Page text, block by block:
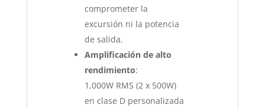
comprometer la
excursión ni la potencia
de salida.
Amplificación de alto
rendimiento:
1,000W RMS (2 x 500W)
en clase D personalizada